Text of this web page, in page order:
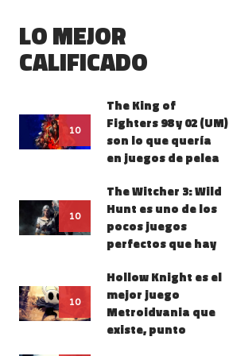
OF SYMPHONIA
ES UN CLÁSICO
LO MEJOR
CALIFICADO
10
The King of
Fighters 98 y 02 (UM)
son lo que quería
en juegos de pelea
10
The Witcher 3: Wild
Hunt es uno de los
pocos juegos
perfectos que hay
10
Hollow Knight es el
mejor juego
Metroidvania que
existe, punto